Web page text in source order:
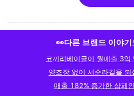
👀다른 브랜드 이야
코끼리베이글이 월매출 3억
양조장 없이 서순라길을 되
매출 182% 증가한 샴페